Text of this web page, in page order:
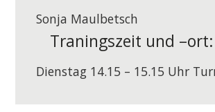
Sonja Maulbetsch
Traningszeit und –ort:
Dienstag 14.15 – 15.15 Uhr